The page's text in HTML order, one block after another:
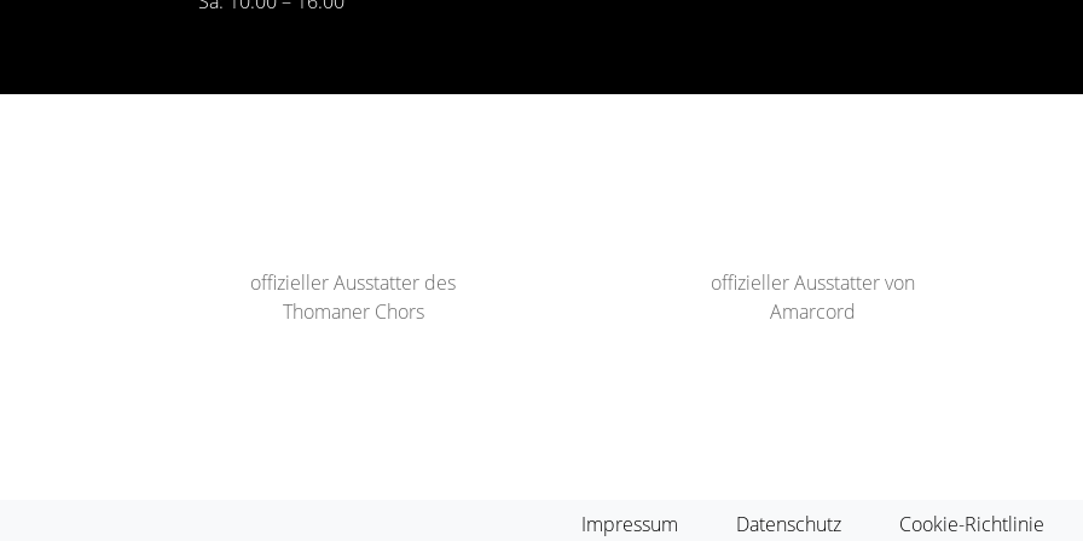
offizieller Ausstatter des
Thomaner Chors
offizieller Ausstatter von
Amarcord
Impressum Datenschutz Cookie-Richtlinie